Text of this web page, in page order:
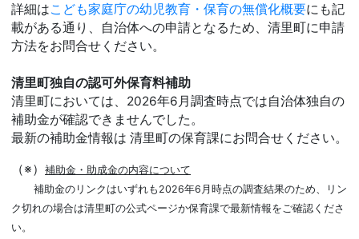
詳細はこども家庭庁の幼児教育・保育の無償化概要にも記
載がある通り、自治体への申請となるため、清里町に申請
方法をお問合せください。
清里町独自の認可外保育料補助
清里町においては、2026年6月調査時点では自治体独自の
補助金が確認できませんでした。
最新の補助金情報は 清里町の保育課にお問合せください。
（※）
補助金・助成金の内容について
補助金のリンクはいずれも2026年6月時点の調査結果のため、リン
ク切れの場合は清里町の公式ページか保育課で最新情報をご確認くださ
い。